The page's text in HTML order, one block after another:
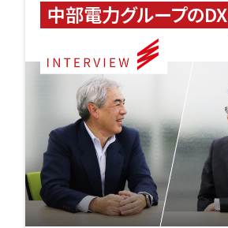
中部電力グループのDX